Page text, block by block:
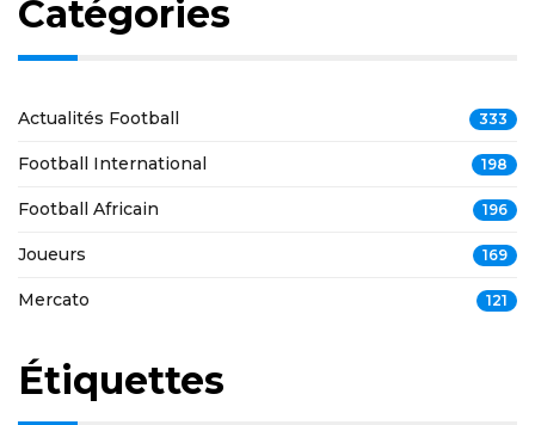
Catégories
Actualités Football 333
Football International 198
Football Africain 196
Joueurs 169
Mercato 121
Étiquettes